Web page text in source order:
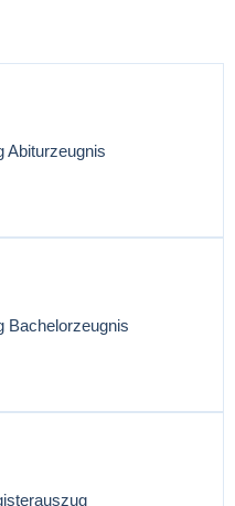
Abiturzeugnis
Bachelorzeugnis